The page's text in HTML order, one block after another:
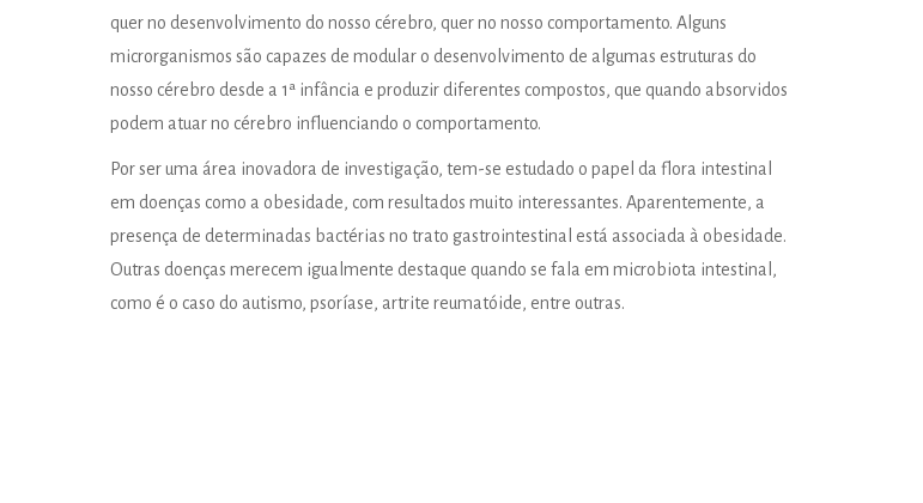
quer no desenvolvimento do nosso cérebro, quer no nosso comportamento. Alguns
microrganismos são capazes de modular o desenvolvimento de algumas estruturas do
nosso cérebro desde a 1ª infância e produzir diferentes compostos, que quando absorvidos
podem atuar no cérebro influenciando o comportamento.
Por ser uma área inovadora de investigação, tem-se estudado o papel da flora intestinal
em doenças como a obesidade, com resultados muito interessantes. Aparentemente, a
presença de determinadas bactérias no trato gastrointestinal está associada à obesidade.
Outras doenças merecem igualmente destaque quando se fala em microbiota intestinal,
como é o caso do autismo, psoríase, artrite reumatóide, entre outras.